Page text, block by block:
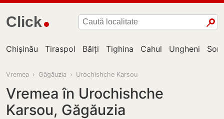
Click
Chișinău Tiraspol Bălți Tighina Cahul Ungheni
Vremea › Găgăuzia › Urochishche Karsou
Vremea în Urochishche
Karsou, Găgăuzia